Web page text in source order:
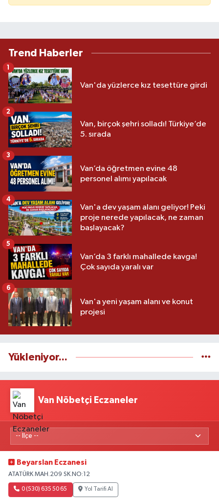
Trend Haberler
Van'da yüzlerce kız tesettüre girdi
1
Van, birçok şehri solladı! Türkiye’de
5. sırada
2
Van’da öğretmen evine 48
personel alımı yapılacak
3
Van'a dev yaşam alanı geliyor! Peki
proje nerede yapılacak, ne zaman
başlayacak?
4
Van’da 3 farklı mahallede kavga!
Çok sayıda yaralı var
5
Van'a yeni yaşam alanı ve konut
projesi
6
Yükleniyor...
Van Nöbetçi Eczaneler
Beyarslan Eczanesi
ATATÜRK MAH.209 SK.NO:12
0 (530) 635 50 65 Yol Tarifi Al